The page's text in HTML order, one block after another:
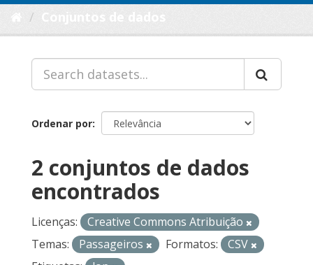
Ordenar por
2 conjuntos de dados
encontrados
Licenças:
Creative Commons Atribuição
Temas:
Passageiros Formatos:
CSV